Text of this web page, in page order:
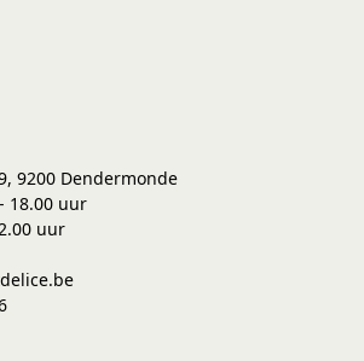
9200 Dendermonde
18.00 uur
uur